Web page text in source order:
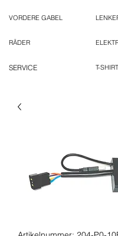
VORDERE GABEL
RÄDER
SERVICE T-